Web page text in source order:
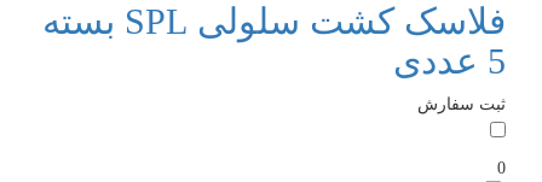
فلاسک کشت سلولی SPL بسته
5 عددی
ثبت سفارش
0